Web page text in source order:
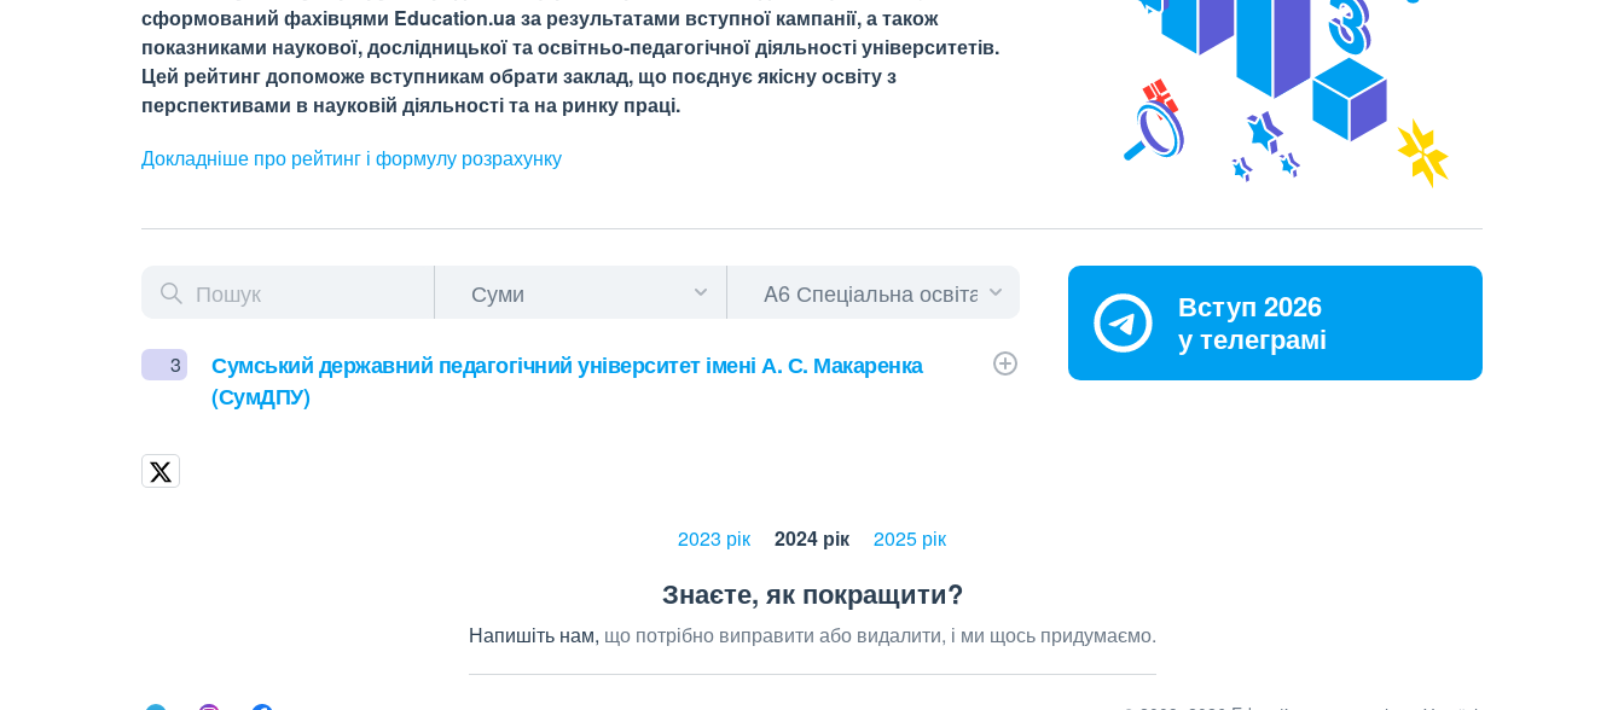
сформований фахівцями Education.ua за результатами вступної кампанії, а також
показниками наукової, дослідницької та освітньо-педагогічної діяльності університетів.
Цей рейтинг допоможе вступникам обрати заклад, що поєднує якісну освіту з
перспективами в науковій діяльності та на ринку праці.
Докладніше про рейтинг і формулу розрахунку
3
Сумський державний педагогічний університет імені А. С. Макаренка
(СумДПУ)
Вступ 2026
у телеграмі
2023 рік 2024 рік 2025 рік
Знаєте, як покращити?
Напишіть нам, що потрібно виправити або видалити, і ми щось придумаємо.